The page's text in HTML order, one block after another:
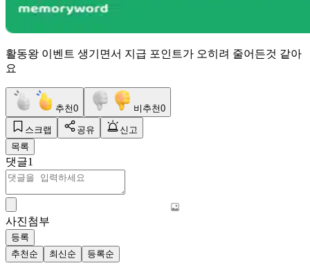
활동왕 이벤트 생기면서 지급 포인트가 오히려 줄어든것 같아
요
추천0 비추천0
스크랩 공유
신고
목록
댓글1
사진첨부
등록
추천순
최신순 등록순